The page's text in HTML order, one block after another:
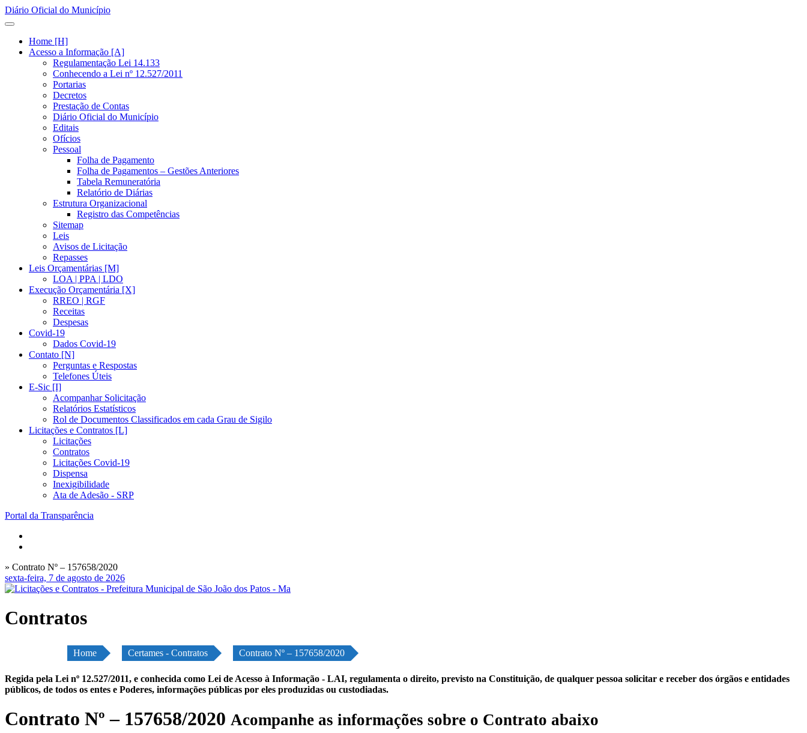
Diário Oficial do Município
Home [H]
Acesso a Informação [A]
Regulamentação Lei 14.133
Conhecendo a Lei nº 12.527/2011
Portarias
Decretos
Prestação de Contas
Diário Oficial do Município
Editais
Ofícios
Pessoal
Folha de Pagamento
Folha de Pagamentos – Gestões Anteriores
Tabela Remuneratória
Relatório de Diárias
Estrutura Organizacional
Registro das Competências
Sitemap
Leis
Avisos de Licitação
Repasses
Leis Orçamentárias [M]
LOA | PPA | LDO
Execução Orçamentária [X]
RREO | RGF
Receitas
Despesas
Covid-19
Dados Covid-19
Contato [N]
Perguntas e Respostas
Telefones Úteis
E-Sic [I]
Acompanhar Solicitação
Relatórios Estatísticos
Rol de Documentos Classificados em cada Grau de Sigilo
Licitações e Contratos [L]
Licitações
Contratos
Licitações Covid-19
Dispensa
Inexigibilidade
Ata de Adesão - SRP
Portal da Transparência
» Contrato Nº – 157658/2020
sexta-feira, 7 de agosto de 2026
Contratos
Home Certames - Contratos Contrato Nº – 157658/2020
Regida pela Lei nº 12.527/2011, e conhecida como Lei de Acesso à Informação - LAI, regulamenta o direito, previsto na Constituição, de qualquer pessoa solicitar e receber dos órgãos e entidades
públicos, de todos os entes e Poderes, informações públicas por eles produzidas ou custodiadas.
Contrato Nº – 157658/2020 Acompanhe as informações sobre o Contrato abaixo